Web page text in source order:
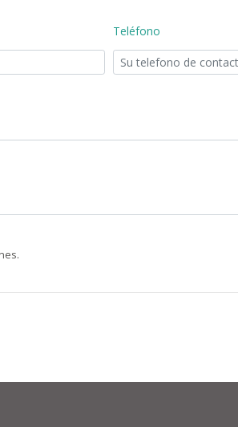
Teléfono